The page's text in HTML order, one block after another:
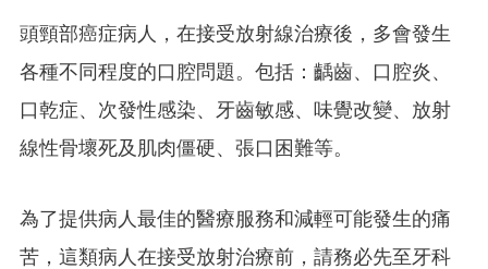
頭頸部癌症病人，在接受放射線治療後，多會發生
各種不同程度的口腔問題。包括：齲齒、口腔炎、
口乾症、次發性感染、牙齒敏感、味覺改變、放射
線性骨壞死及肌肉僵硬、張口困難等。
為了提供病人最佳的醫療服務和減輕可能發生的痛
苦，這類病人在接受放射治療前，請務必先至牙科